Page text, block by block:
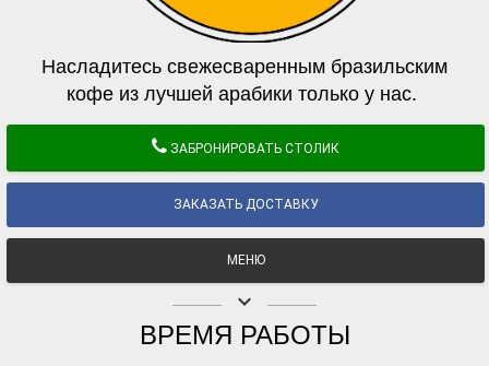
Насладитесь свежесваренным бразильским
кофе из лучшей арабики только у нас.
ЗАБРОНИРОВАТЬ СТОЛИК
ЗАКАЗАТЬ ДОСТАВКУ
МЕНЮ
keyboard_arrow_down
ВРЕМЯ РАБОТЫ